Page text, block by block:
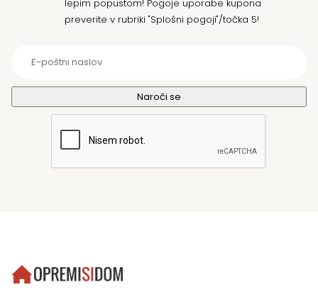
lepim popustom! Pogoje uporabe kupona
preverite v rubriki "Splošni pogoji"/točka 5!